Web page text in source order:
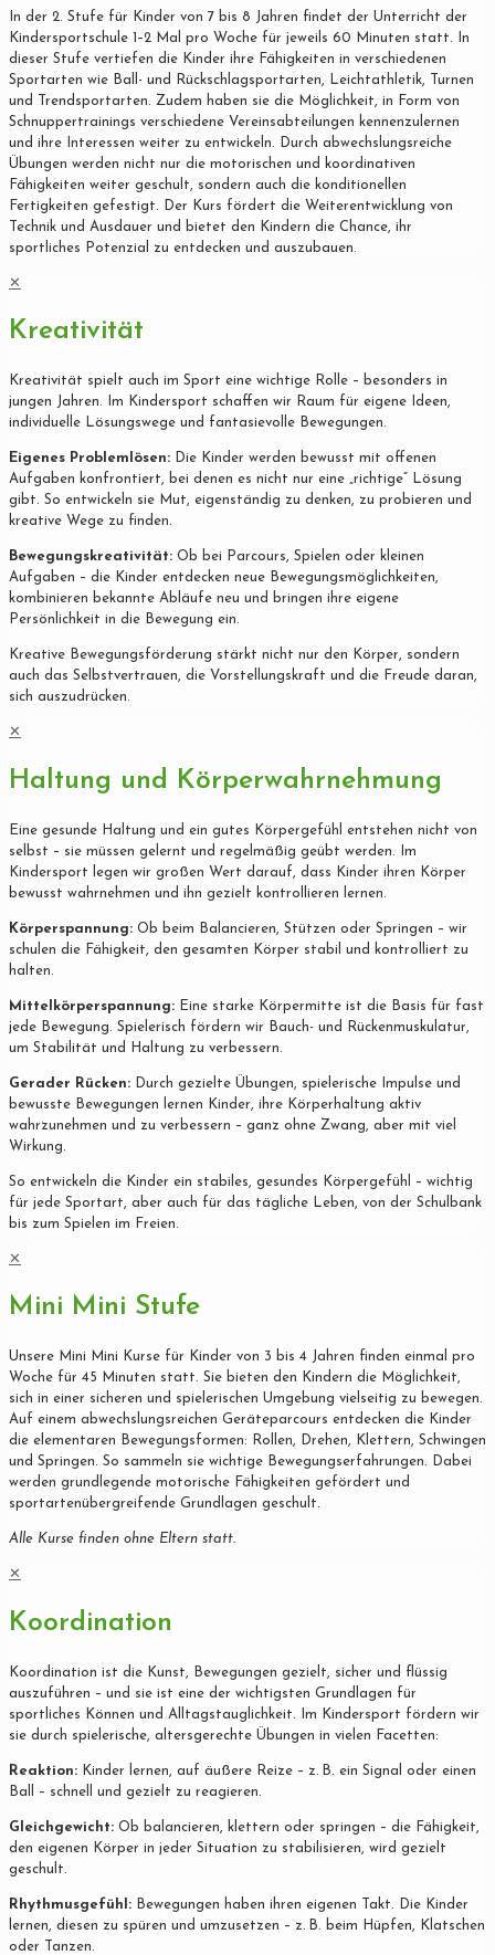
In der 2. Stufe für Kinder von 7 bis 8 Jahren findet der Unterricht der
Kindersportschule 1–2 Mal pro Woche für jeweils 60 Minuten statt. In
dieser Stufe vertiefen die Kinder ihre Fähigkeiten in verschiedenen
Sportarten wie Ball- und Rückschlagsportarten, Leichtathletik, Turnen
und Trendsportarten. Zudem haben sie die Möglichkeit, in Form von
Schnuppertrainings verschiedene Vereinsabteilungen kennenzulernen
und ihre Interessen weiter zu entwickeln. Durch abwechslungsreiche
Übungen werden nicht nur die motorischen und koordinativen
Fähigkeiten weiter geschult, sondern auch die konditionellen
Fertigkeiten gefestigt. Der Kurs fördert die Weiterentwicklung von
Technik und Ausdauer und bietet den Kindern die Chance, ihr
sportliches Potenzial zu entdecken und auszubauen.
✕
Kreativität
Kreativität spielt auch im Sport eine wichtige Rolle – besonders in
jungen Jahren. Im Kindersport schaffen wir Raum für eigene Ideen,
individuelle Lösungswege und fantasievolle Bewegungen.
Eigenes Problemlösen: Die Kinder werden bewusst mit offenen
Aufgaben konfrontiert, bei denen es nicht nur eine „richtige“ Lösung
gibt. So entwickeln sie Mut, eigenständig zu denken, zu probieren und
kreative Wege zu finden.
Bewegungskreativität: Ob bei Parcours, Spielen oder kleinen
Aufgaben – die Kinder entdecken neue Bewegungsmöglichkeiten,
kombinieren bekannte Abläufe neu und bringen ihre eigene
Persönlichkeit in die Bewegung ein.
Kreative Bewegungsförderung stärkt nicht nur den Körper, sondern
auch das Selbstvertrauen, die Vorstellungskraft und die Freude daran,
sich auszudrücken.
✕
Haltung und Körperwahrnehmung
Eine gesunde Haltung und ein gutes Körpergefühl entstehen nicht von
selbst – sie müssen gelernt und regelmäßig geübt werden. Im
Kindersport legen wir großen Wert darauf, dass Kinder ihren Körper
bewusst wahrnehmen und ihn gezielt kontrollieren lernen.
Körperspannung: Ob beim Balancieren, Stützen oder Springen – wir
schulen die Fähigkeit, den gesamten Körper stabil und kontrolliert zu
halten.
Mittelkörperspannung: Eine starke Körpermitte ist die Basis für fast
jede Bewegung. Spielerisch fördern wir Bauch- und Rückenmuskulatur,
um Stabilität und Haltung zu verbessern.
Gerader Rücken: Durch gezielte Übungen, spielerische Impulse und
bewusste Bewegungen lernen Kinder, ihre Körperhaltung aktiv
wahrzunehmen und zu verbessern – ganz ohne Zwang, aber mit viel
Wirkung.
So entwickeln die Kinder ein stabiles, gesundes Körpergefühl – wichtig
für jede Sportart, aber auch für das tägliche Leben, von der Schulbank
bis zum Spielen im Freien.
✕
Mini Mini Stufe
Unsere Mini Mini Kurse für Kinder von 3 bis 4 Jahren finden einmal pro
Woche für 45 Minuten statt. Sie bieten den Kindern die Möglichkeit,
sich in einer sicheren und spielerischen Umgebung vielseitig zu bewegen.
Auf einem abwechslungsreichen Geräteparcours entdecken die Kinder
die elementaren Bewegungsformen: Rollen, Drehen, Klettern, Schwingen
und Springen. So sammeln sie wichtige Bewegungserfahrungen. Dabei
werden grundlegende motorische Fähigkeiten gefördert und
sportartenübergreifende Grundlagen geschult.
Alle Kurse finden ohne Eltern statt.
✕
Koordination
Koordination ist die Kunst, Bewegungen gezielt, sicher und flüssig
auszuführen – und sie ist eine der wichtigsten Grundlagen für
sportliches Können und Alltagstauglichkeit. Im Kindersport fördern wir
sie durch spielerische, altersgerechte Übungen in vielen Facetten:
Reaktion: Kinder lernen, auf äußere Reize – z. B. ein Signal oder einen
Ball – schnell und gezielt zu reagieren.
Gleichgewicht: Ob balancieren, klettern oder springen – die Fähigkeit,
den eigenen Körper in jeder Situation zu stabilisieren, wird gezielt
geschult.
Rhythmusgefühl: Bewegungen haben ihren eigenen Takt. Die Kinder
lernen, diesen zu spüren und umzusetzen – z. B. beim Hüpfen, Klatschen
oder Tanzen.